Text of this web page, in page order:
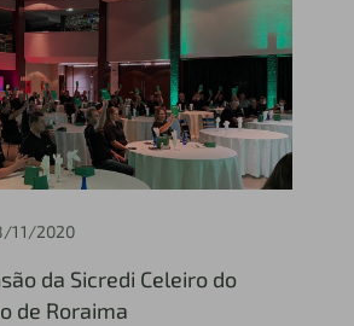
11/2020
da Sicredi Celeiro do
de Roraima